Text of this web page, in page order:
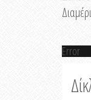
Error